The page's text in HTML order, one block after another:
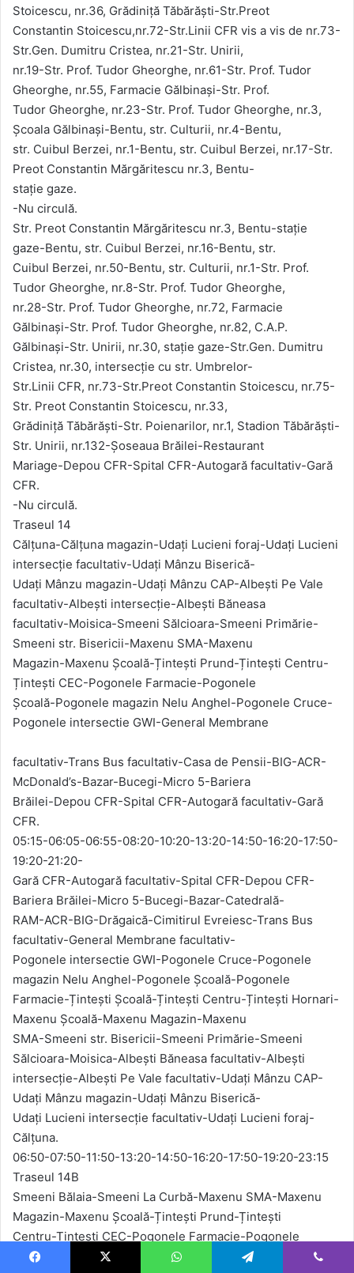
Stoicescu, nr.36, Grădiniță Tăbărăști-Str.Preot
Constantin Stoicescu,nr.72-Str.Linii CFR vis a vis de nr.73-
Str.Gen. Dumitru Cristea, nr.21-Str. Unirii,
nr.19-Str. Prof. Tudor Gheorghe, nr.61-Str. Prof. Tudor
Gheorghe, nr.55, Farmacie Gălbinași-Str. Prof.
Tudor Gheorghe, nr.23-Str. Prof. Tudor Gheorghe, nr.3,
Școala Gălbinași-Bentu, str. Culturii, nr.4-Bentu,
str. Cuibul Berzei, nr.1-Bentu, str. Cuibul Berzei, nr.17-Str.
Preot Constantin Mărgăritescu nr.3, Bentu-
stație gaze.
-Nu circulă.
Str. Preot Constantin Mărgăritescu nr.3, Bentu-stație
gaze-Bentu, str. Cuibul Berzei, nr.16-Bentu, str.
Cuibul Berzei, nr.50-Bentu, str. Culturii, nr.1-Str. Prof.
Tudor Gheorghe, nr.8-Str. Prof. Tudor Gheorghe,
nr.28-Str. Prof. Tudor Gheorghe, nr.72, Farmacie
Gălbinași-Str. Prof. Tudor Gheorghe, nr.82, C.A.P.
Gălbinași-Str. Unirii, nr.30, stație gaze-Str.Gen. Dumitru
Cristea, nr.30, intersecție cu str. Umbrelor-
Str.Linii CFR, nr.73-Str.Preot Constantin Stoicescu, nr.75-
Str. Preot Constantin Stoicescu, nr.33,
Grădiniță Tăbărăști-Str. Poienarilor, nr.1, Stadion Tăbărăști-
Str. Unirii, nr.132-Şoseaua Brăilei-Restaurant
Mariage-Depou CFR-Spital CFR-Autogară facultativ-Gară
CFR.
-Nu circulă.
Traseul 14
Călțuna-Călțuna magazin-Udați Lucieni foraj-Udați Lucieni
intersecție facultativ-Udați Mânzu Biserică-
Udați Mânzu magazin-Udați Mânzu CAP-Albești Pe Vale
facultativ-Albești intersecție-Albești Băneasa
facultativ-Moisica-Smeeni Sălcioara-Smeeni Primărie-
Smeeni str. Bisericii-Maxenu SMA-Maxenu
Magazin-Maxenu Școală-Țintești Prund-Țintești Centru-
Țintești CEC-Pogonele Farmacie-Pogonele
Școală-Pogonele magazin Nelu Anghel-Pogonele Cruce-
Pogonele intersectie GWI-General Membrane
facultativ-Trans Bus facultativ-Casa de Pensii-BIG-ACR-
McDonald’s-Bazar-Bucegi-Micro 5-Bariera
Brăilei-Depou CFR-Spital CFR-Autogară facultativ-Gară
CFR.
05:15-06:05-06:55-08:20-10:20-13:20-14:50-16:20-17:50-
19:20-21:20-
Gară CFR-Autogară facultativ-Spital CFR-Depou CFR-
Bariera Brăilei-Micro 5-Bucegi-Bazar-Catedrală-
RAM-ACR-BIG-Drăgaică-Cimitirul Evreiesc-Trans Bus
facultativ-General Membrane facultativ-
Pogonele intersectie GWI-Pogonele Cruce-Pogonele
magazin Nelu Anghel-Pogonele Școală-Pogonele
Farmacie-Țintești Școală-Țintești Centru-Țintești Hornari-
Maxenu Școală-Maxenu Magazin-Maxenu
SMA-Smeeni str. Bisericii-Smeeni Primărie-Smeeni
Sălcioara-Moisica-Albești Băneasa facultativ-Albești
intersecție-Albești Pe Vale facultativ-Udați Mânzu CAP-
Udați Mânzu magazin-Udați Mânzu Biserică-
Udați Lucieni intersecție facultativ-Udați Lucieni foraj-
Călțuna.
06:50-07:50-11:50-13:20-14:50-16:20-17:50-19:20-23:15
Traseul 14B
Smeeni Bălaia-Smeeni La Curbă-Maxenu SMA-Maxenu
Magazin-Maxenu Școală-Țintești Prund-Țintești
Centru-Țintești CEC-Pogonele Farmacie-Pogonele
Școală- Pogonele magazin Nelu Anghel-Pogonele